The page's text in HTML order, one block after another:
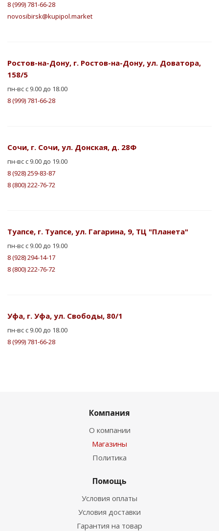
8 (999) 781-66-28
novosibirsk@kupipol.market
Ростов-на-Дону, г. Ростов-на-Дону, ул. Доватора,
158/5
пн-вс с 9.00 до 18.00
8 (999) 781-66-28
Сочи, г. Сочи, ул. Донская, д. 28Ф
пн-вс с 9.00 до 19.00
8 (928) 259-83-87
8 (800) 222-76-72
Туапсе, г. Туапсе, ул. Гагарина, 9, ТЦ "Планета"
пн-вс с 9.00 до 19.00
8 (928) 294-14-17
8 (800) 222-76-72
Уфа, г. Уфа, ул. Свободы, 80/1
пн-вс с 9.00 до 18.00
8 (999) 781-66-28
Компания
О компании
Магазины
Политика
Помощь
Условия оплаты
Условия доставки
Гарантия на товар